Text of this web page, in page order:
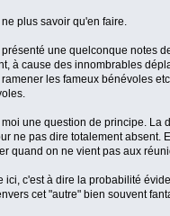
plus savoir qu'en faire.
une quelconque notes
à cause des innombrables
les fameux bénévoles
une question de principe.
ne pas dire totalement
quand on ne vient pas aux
ici, c'est à dire la probabilité
cet "autre" bien souvent